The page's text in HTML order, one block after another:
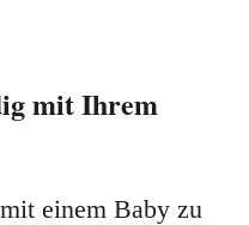
mit Ihrem
einem Baby zu